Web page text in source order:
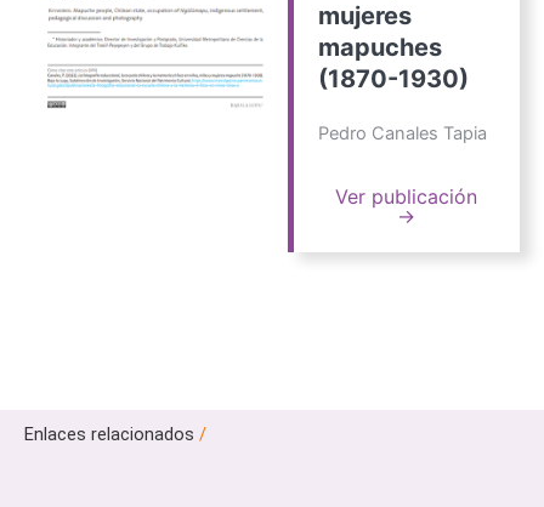
mujeres
mapuches
(1870-1930)
Pedro Canales Tapia
Ver publicación
→
Enlaces relacionados /